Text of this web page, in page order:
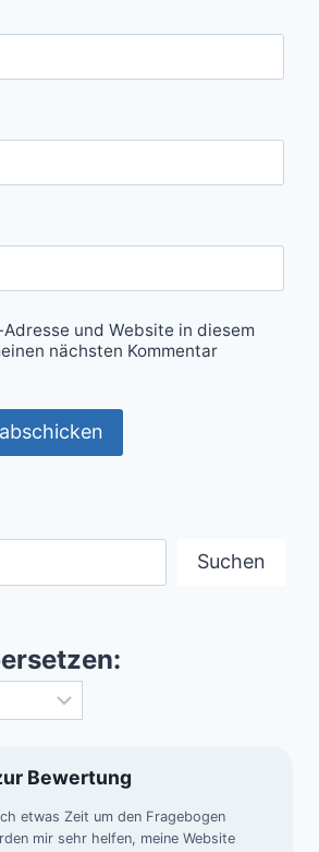
und Website in diesem
nächsten Kommentar
Suchen
Bewertung
etwas Zeit um den Fragebogen
mir sehr helfen, meine Website